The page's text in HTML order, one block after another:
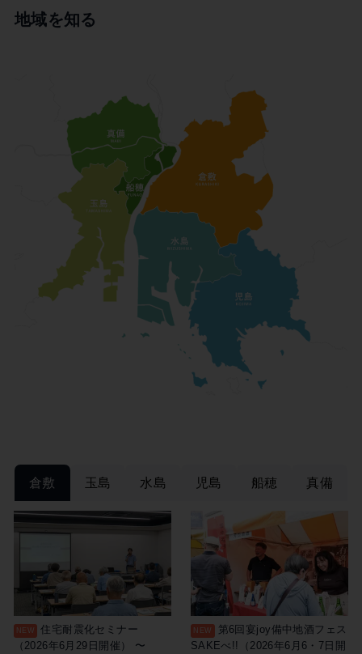
地域を知る
倉敷 玉島 水島 児島 船穂 真備
住宅耐震化セミナー
（2026年6月29日開催） 〜
第6回宴joy備中地酒フェス
SAKEべ!!（2026年6月6・7日開